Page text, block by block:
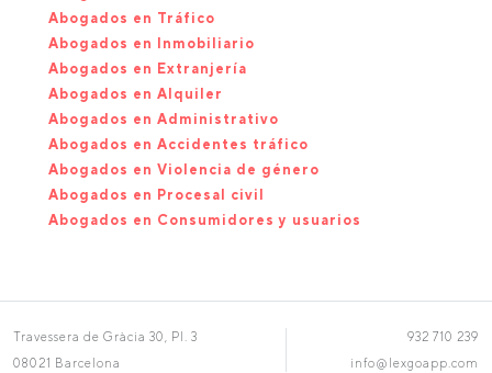
Abogados en Tráfico
Abogados en Inmobiliario
Abogados en Extranjería
Abogados en Alquiler
Abogados en Administrativo
Abogados en Accidentes tráfico
Abogados en Violencia de género
Abogados en Procesal civil
Abogados en Consumidores y usuarios
Travessera de Gràcia 30, Pl. 3
08021 Barcelona
932 710 239
info@lexgoapp.com